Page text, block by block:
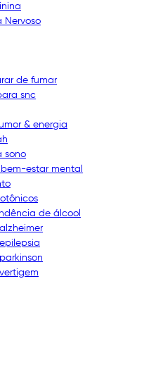
Nervoso
de fumar
snc
& energia
sono
estar mental
de álcool